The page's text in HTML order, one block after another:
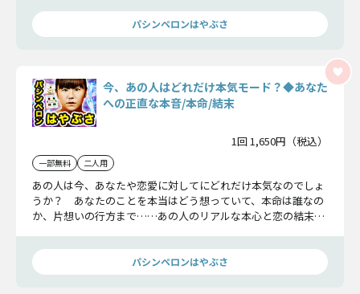
ください。
パシンペロンはやぶさ
今、あの人はどれだけ本気モード？◆あなた
への正直な本音/本命/結末
1回 1,650円（税込）
一部無料 二人用
あの人は今、あなたや恋愛に対してにどれだけ本気なのでしょ
うか？ あなたのことを本当はどう想っていて、本命は誰なの
か、片想いの行方まで……あの人のリアルな本心と恋の結末を
パシンペロンはやぶさ